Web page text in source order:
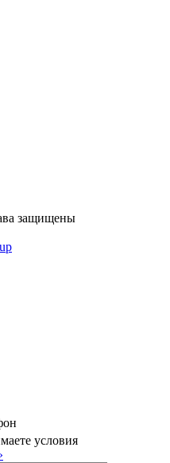
защищены
условия